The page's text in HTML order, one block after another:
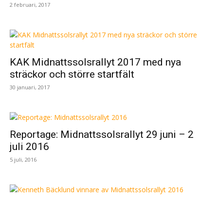
2 februari, 2017
KAK Midnattssolsrallyt 2017 med nya
sträckor och större startfält
30 januari, 2017
Reportage: Midnattssolsrallyt 29 juni – 2
juli 2016
5 juli, 2016